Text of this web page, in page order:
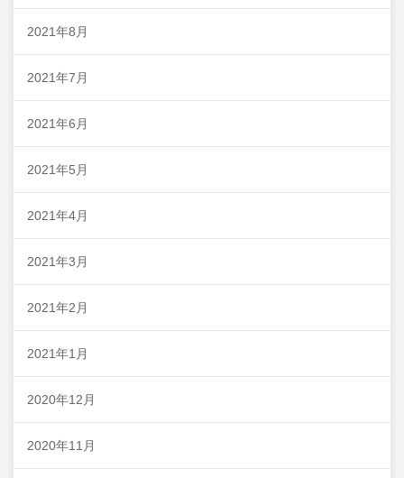
2021年8月
2021年7月
2021年6月
2021年5月
2021年4月
2021年3月
2021年2月
2021年1月
2020年12月
2020年11月